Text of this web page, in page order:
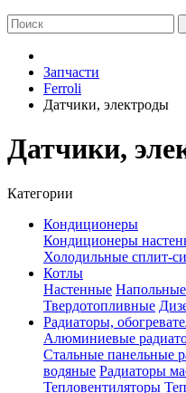
Запчасти
Ferroli
Датчики, электроды
Датчики,
Категории
Кондиционеры
Кондиционеры
Холодильные сплит-
Котлы
Настенные Напольные
Твердотопливные
Радиаторы,
Алюминиевые
Стальные панельные
водяные Радиаторы
Тепловентиляторы